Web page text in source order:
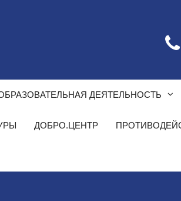
ДЕЯТЕЛЬНОСТЬ
ДОБРО.ЦЕНТР